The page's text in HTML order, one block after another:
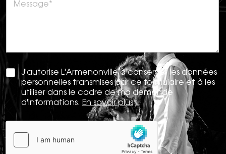
J'autorise L'Armenonville à conserver les données
personnelles transmises par ce formulaire et à les
utiliser dans le cadre de ma demande
d'informations. En savoir plus